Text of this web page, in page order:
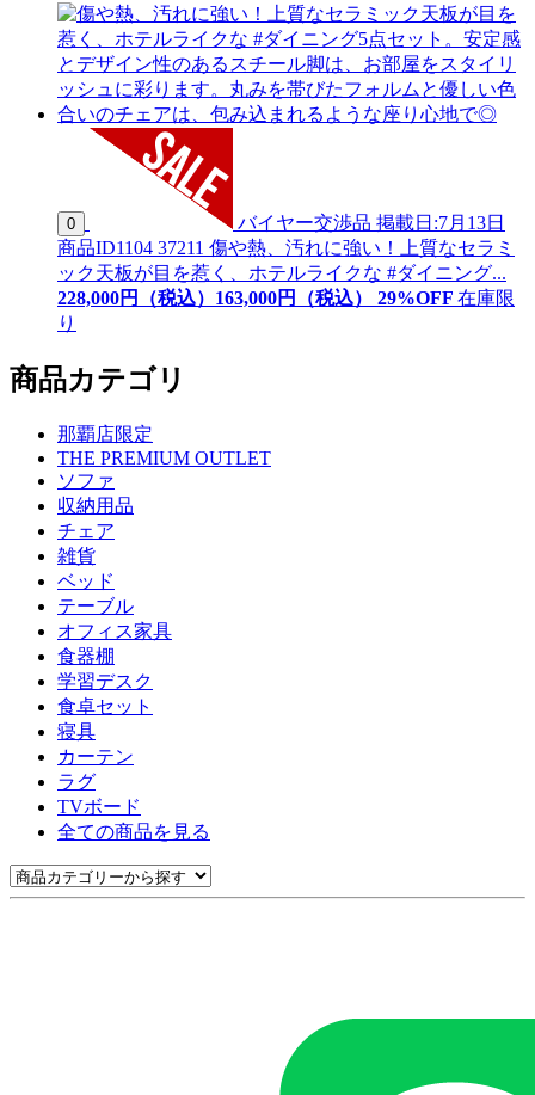
0 バイヤー交渉品 掲載日:7月13日
商品ID1104 37211 傷や熱、汚れに強い！上質なセラミ
ック天板が目を惹く、ホテルライクな #ダイニング...
228,000円（税込） 163,000円（税込） 29%OFF 在庫限
り
商品カテゴリ
那覇店限定
THE PREMIUM OUTLET
ソファ
収納用品
チェア
雑貨
ベッド
テーブル
オフィス家具
食器棚
学習デスク
食卓セット
寝具
カーテン
ラグ
TVボード
全ての商品を見る